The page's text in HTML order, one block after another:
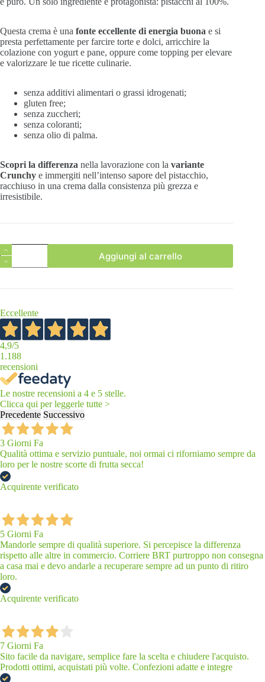
Questa crema è una fonte eccellente di energia buona e si
presta perfettamente per farcire torte e dolci, arricchire la
colazione con yogurt e pane, oppure come topping per elevare
e valorizzare le tue ricette culinarie.
senza additivi alimentari o grassi idrogenati;
gluten free;
senza zuccheri;
senza coloranti;
senza olio di palma.
Scopri la differenza nella lavorazione con la variante
Crunchy e immergiti nell’intenso sapore del pistacchio,
racchiuso in una crema dalla consistenza più grezza e
irresistibile.
Crema
Crunchy
di
Extra
Pura
quantità
Aggiungi al carrello
Eccellente
4,9/5
1.188
recensioni
Le nostre recensioni a 4 e 5 stelle.
Clicca qui per leggerle tutte >
Precedente Successivo
3 Giorni Fa
Qualità ottima e servizio puntuale, noi ormai ci riforniamo sempre da
loro per le nostre scorte di frutta secca!
Acquirente verificato
5 Giorni Fa
Mandorle sempre di qualità superiore. Si percepisce la differenza
rispetto alle altre in commercio. Corriere BRT purtroppo non consegna
a casa mai e devo andarle a recuperare sempre ad un punto di ritiro
loro.
Acquirente verificato
7 Giorni Fa
Sito facile da navigare, semplice fare la scelta e chiudere l'acquisto.
Prodotti ottimi, acquistati più volte. Confezioni adatte e integre